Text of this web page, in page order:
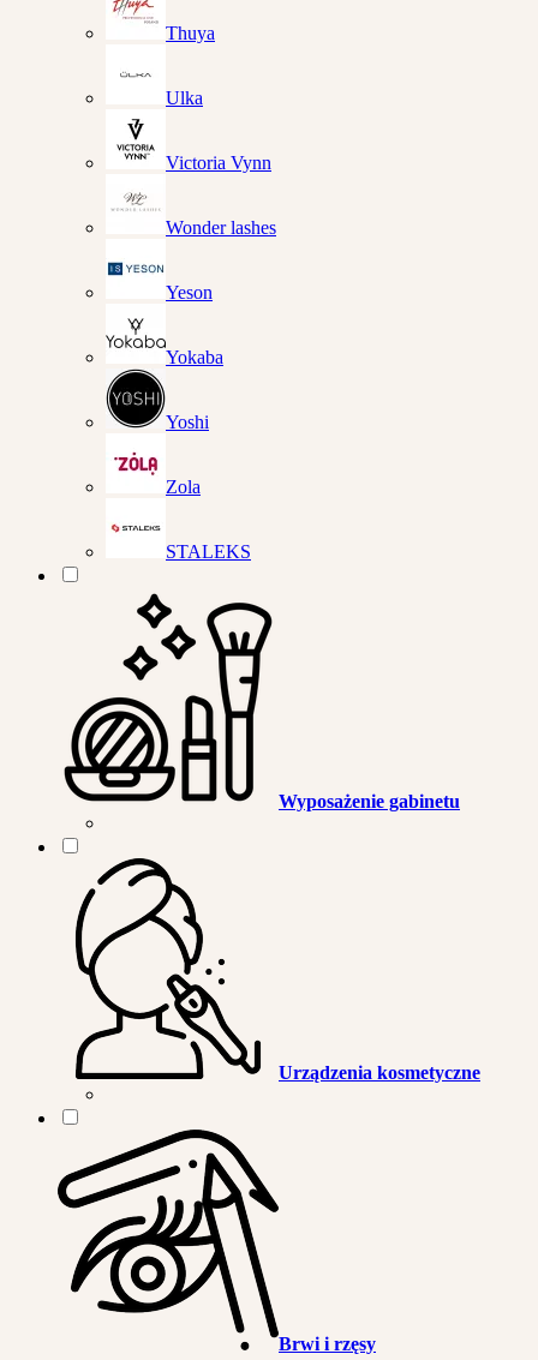
Thuya
Ulka
Victoria Vynn
Wonder lashes
Yeson
Yokaba
Yoshi
Zola
STALEKS
Wyposażenie gabinetu
Urządzenia kosmetyczne
Brwi i rzęsy